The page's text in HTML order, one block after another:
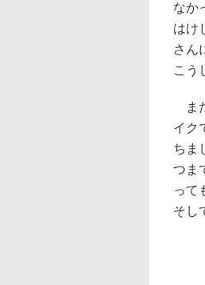
なか
はけ
さん
こう
ま
イク
ちま
つま
って
そし